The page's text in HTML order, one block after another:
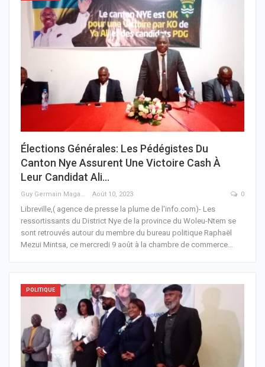
Élections Générales: Les Pédégistes Du
Canton Nye Assurent Une Victoire Cash À
Leur Candidat Ali…
Guy Germain Maganga Nziengui Août 10, 2023 0
Libreville,( agence de presse la plume de l'info.com)- Les
ressortissants du District Nye de la province du Woleu-Ntem se
sont retrouvés autour du membre du bureau politique Raphaël
Mezui Mintsa, ce mercredi 9 août à la chambre de commerce…
POLITIQUE